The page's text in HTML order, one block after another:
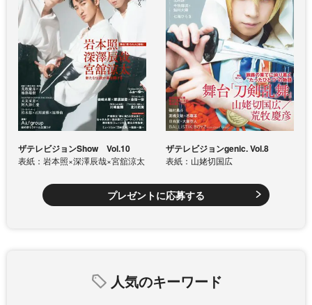
ザテレビジョンShow Vol.10
表紙：岩本照×深澤辰哉×宮舘涼太
ザテレビジョンgenic. Vol.8
表紙：山姥切国広
プレゼントに応募する
人気のキーワード